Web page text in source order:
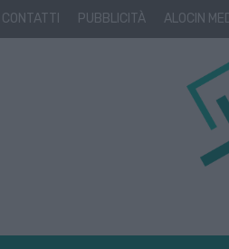
CONTATTI PUBBLICITÀ ALOCIN